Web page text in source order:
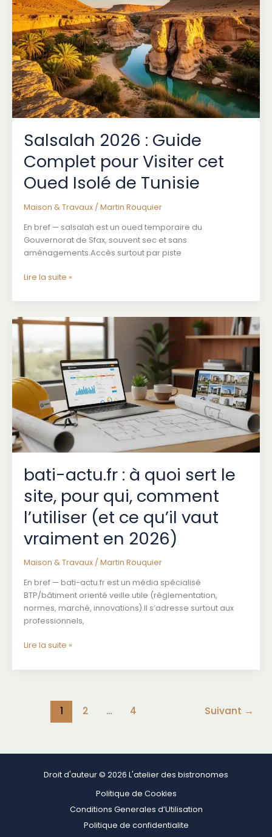
:
Programme,
Tarifs
et
Résultats
Mesurables
en
2026
Salsalah 2026 : Guide
Complet pour Visiter cet
Oued Isolé de Tunisie
Maison & Travaux/ Martin Rouquier
En bref — salsalah est un oued temporaire du
Gouvernorat de Sfax, souvent sec et sans
aménagements.Accès surtout par piste
Salsalah
:
Guide
Complet
pour
Visiter
cet
Oued
Isolé
Tunisie
Lire la suite »
bati-actu.fr : à quoi sert le
site, pour qui, comment
l’utiliser (et ce qu’il vaut
vraiment en 2026)
Maison & Travaux/ Martin Rouquier
En bref — bati-actu.fr est un média spécialisé
BTP/bâtiment orienté veille utile (réglementation,
normes, marché, innovations).Il s’adresse surtout aux
professionnels,
bati-
:
comment
Lire la suite »
1 2 … 4 Suivant →
Droit d'auteur © 2026 L'atelier des bistronomes
Politique de Cookies
Conditions Generales d’Utilisation
Politique de confidentialite